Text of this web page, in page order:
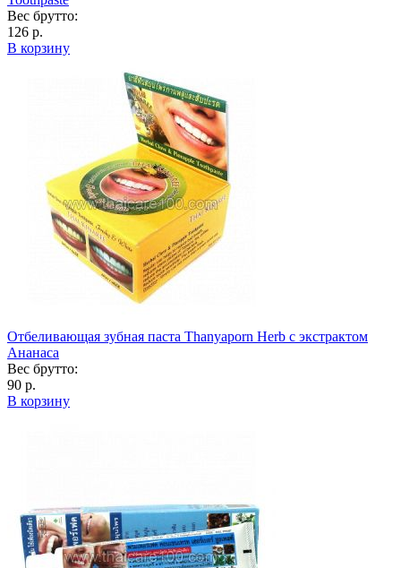
Вес брутто:
126 р.
В корзину
Отбеливающая зубная паста Thanyaporn Herb с экстрактом
Ананаса
Вес брутто:
90 р.
В корзину